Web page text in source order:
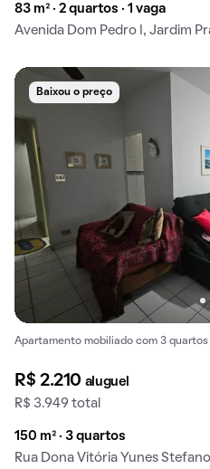
83 m² · 2 quartos · 1 vaga
Avenida Dom Pedro I, Jardim
Baixou o preço
Apartamento mobiliado com 3 quartos
R$ 2.210 aluguel
R$ 3.949 total
150 m² · 3 quartos
Rua Dona Vitória Yunes